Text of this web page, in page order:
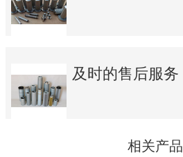
及时的售后服务
相关产品